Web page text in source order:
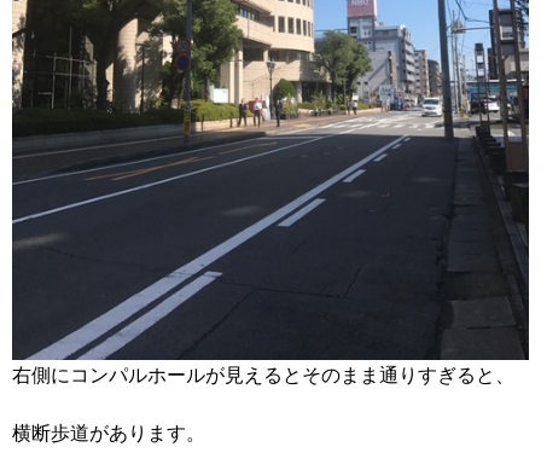
右側にコンパルホールが見えるとそのまま通りすぎると、
横断歩道があります。